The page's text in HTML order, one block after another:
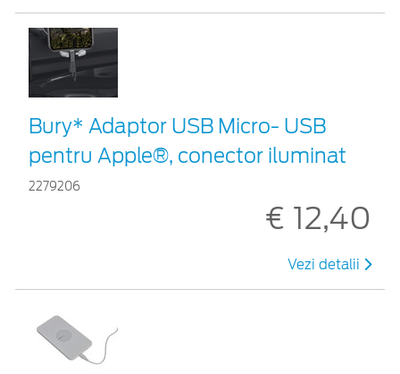
Bury* Adaptor USB Micro- USB
pentru Apple®, conector iluminat
2279206
€ 12,40
Vezi detalii